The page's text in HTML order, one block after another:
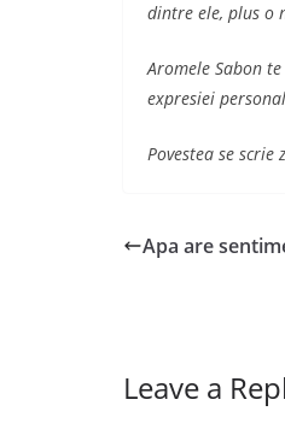
dintre ele, plus o
Aromele Sabon
expresiei
Povestea se scrie
Apa are
Leave a